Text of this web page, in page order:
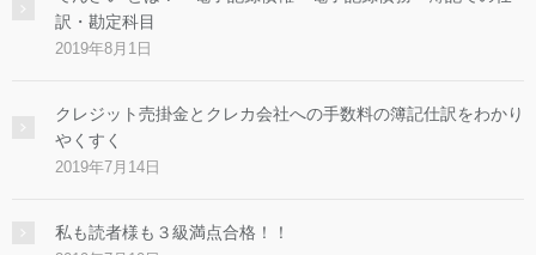
訳・勘定科目
2019年8月1日
クレジット売掛金とクレカ会社への手数料の簿記仕訳をわかり
やくすく
2019年7月14日
私も読者様も３級満点合格！！